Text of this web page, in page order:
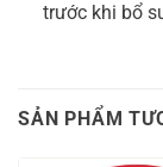
trước khi bổ
SẢN PHẨM